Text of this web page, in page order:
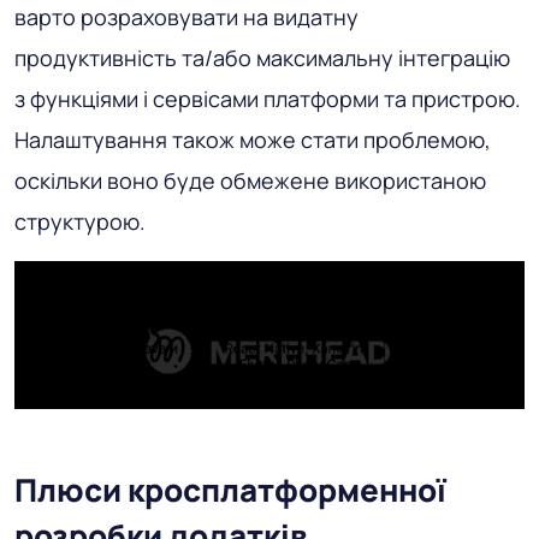
варто розраховувати на видатну
продуктивність та/або максимальну інтеграцію
з функціями і сервісами платформи та пристрою.
Налаштування також може стати проблемою,
оскільки воно буде обмежене використаною
структурою.
Плюси кросплатформенної